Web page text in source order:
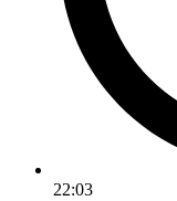
22:03